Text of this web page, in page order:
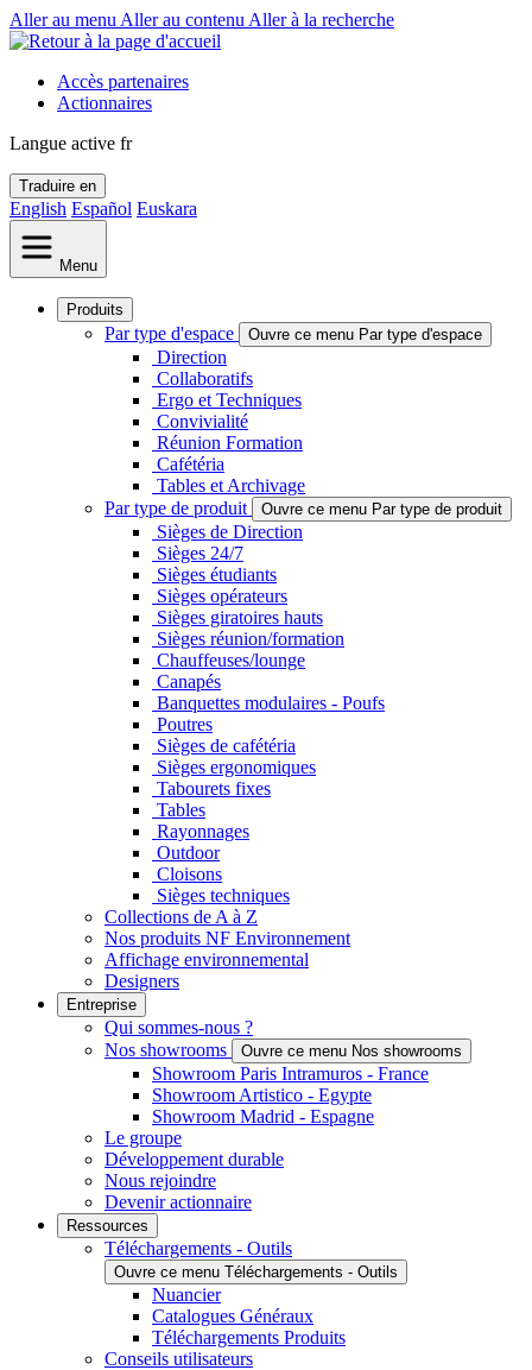
Aller au menu Aller au contenu Aller à la recherche
Accès partenaires
Actionnaires
Langue active fr
Traduire en
English Español Euskara
Menu
Produits
Par type d'espace Ouvre ce menu Par type d'espace
Direction
Collaboratifs
Ergo et Techniques
Convivialité
Réunion Formation
Cafétéria
Tables et Archivage
Par type de produit
Ouvre ce menu Par type de produit
Sièges de Direction
Sièges 24/7
Sièges étudiants
Sièges opérateurs
Sièges giratoires hauts
Sièges réunion/formation
Chauffeuses/lounge
Canapés
Banquettes modulaires - Poufs
Poutres
Sièges de cafétéria
Sièges ergonomiques
Tabourets fixes
Tables
Rayonnages
Outdoor
Cloisons
Sièges techniques
Collections de A à Z
Nos produits NF Environnement
Affichage environnemental
Designers
Entreprise
Qui sommes-nous ?
Nos showrooms
Ouvre ce menu Nos showrooms
Showroom Paris Intramuros - France
Showroom Artistico - Egypte
Showroom Madrid - Espagne
Le groupe
Développement durable
Nous rejoindre
Devenir actionnaire
Ressources
Téléchargements - Outils
Ouvre ce menu Téléchargements - Outils
Nuancier
Catalogues Généraux
Téléchargements Produits
Conseils utilisateurs